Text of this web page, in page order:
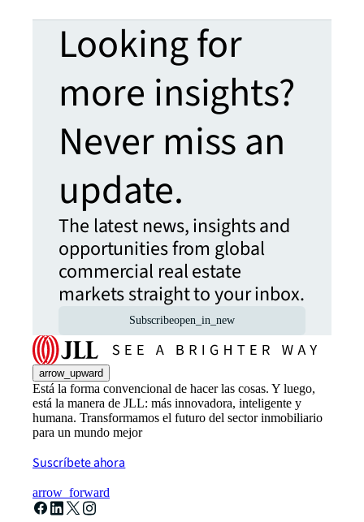
Looking for
more insights?
Never miss an
update.
The latest news, insights and
opportunities from global
commercial real estate
markets straight to your inbox.
Subscribeopen_in_new
arrow_upward
Está la forma convencional de hacer las cosas. Y luego,
está la manera de JLL: más innovadora, inteligente y
humana. Transformamos el futuro del sector inmobiliario
para un mundo mejor
Suscríbete ahora
arrow_forward